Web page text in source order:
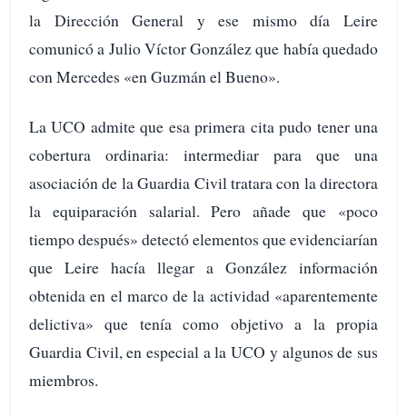
la Dirección General y ese mismo día Leire
comunicó a Julio Víctor González que había quedado
con Mercedes «en Guzmán el Bueno».
La UCO admite que esa primera cita pudo tener una
cobertura ordinaria: intermediar para que una
asociación de la Guardia Civil tratara con la directora
la equiparación salarial. Pero añade que «poco
tiempo después» detectó elementos que evidenciarían
que Leire hacía llegar a González información
obtenida en el marco de la actividad «aparentemente
delictiva» que tenía como objetivo a la propia
Guardia Civil, en especial a la UCO y algunos de sus
miembros.